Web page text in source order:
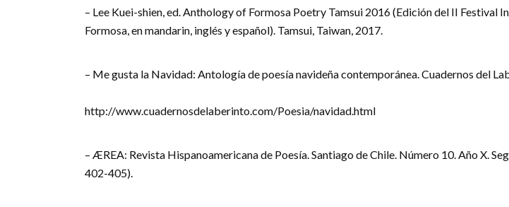
– Lee Kuei-shien, ed. Anthology of Formosa Poetry Tamsui 2016 (Edición del II Festival
Formosa, en mandarin, inglés y español). Tamsui, Taiwan, 2017.
– Me gusta la Navidad: Antología de poesía navideña contemporánea. Cuadernos del
http://www.cuadernosdelaberinto.com/Poesia/navidad.html
– ÆREA: Revista Hispanoamericana de Poesía. Santiago de Chile. Número 10. Año X.
402-405).